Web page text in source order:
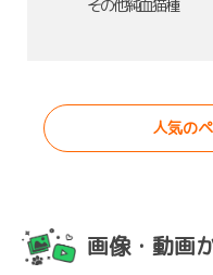
その他純血猫種
人気の
画像・動画